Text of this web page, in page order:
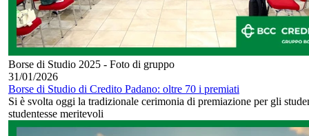
Borse di Studio 2025 - Foto di gruppo
31/01/2026
Borse di Studio di Credito Padano: oltre 70 i premiati
Si è svolta oggi la tradizionale cerimonia di premiazione per gli
studentesse meritevoli